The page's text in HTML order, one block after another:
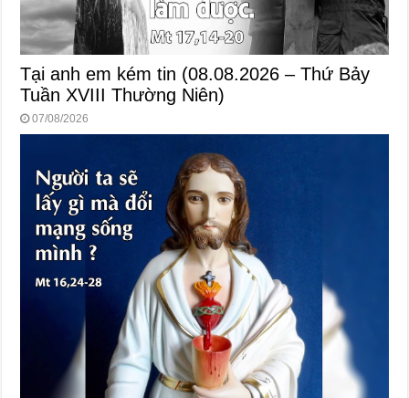
Tại anh em kém tin (08.08.2026 – Thứ Bảy
Tuần XVIII Thường Niên)
07/08/2026